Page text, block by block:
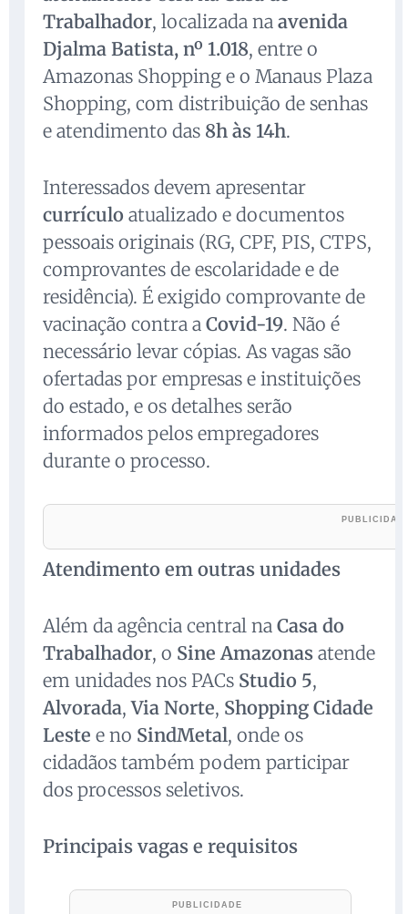
Trabalhador, localizada na avenida
Djalma Batista, nº 1.018, entre o
Amazonas Shopping e o Manaus Plaza
Shopping, com distribuição de senhas
e atendimento das 8h às 14h.
Interessados devem apresentar
currículo atualizado e documentos
pessoais originais (RG, CPF, PIS, CTPS,
comprovantes de escolaridade e de
residência). É exigido comprovante de
vacinação contra a Covid-19. Não é
necessário levar cópias. As vagas são
ofertadas por empresas e instituições
do estado, e os detalhes serão
informados pelos empregadores
durante o processo.
Atendimento em outras unidades
Além da agência central na Casa do
Trabalhador, o Sine Amazonas atende
em unidades nos PACs Studio 5,
Alvorada,Via Norte, Shopping Cidade
Leste e no SindMetal, onde os
cidadãos também podem participar
dos processos seletivos.
Principais vagas e requisitos